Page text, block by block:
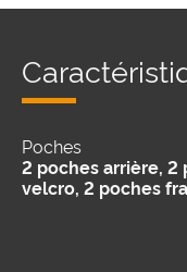
Poches
2 poches arrière, 2
velcro, 2 poches